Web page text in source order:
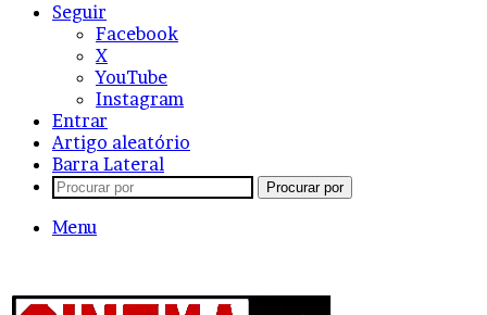
Seguir
Facebook
X
YouTube
Instagram
Entrar
Artigo aleatório
Barra Lateral
Procurar por
Menu